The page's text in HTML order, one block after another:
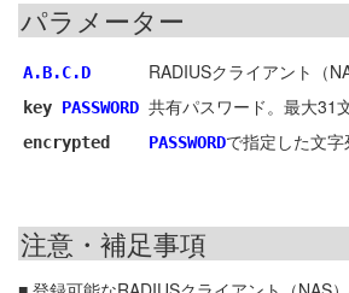
パラメーター
A.B.C.D RADIUSクライアント（
key PASSWORD 共有パスワード。最大31
encrypted PASSWORDで指定した文
注意・補足事項